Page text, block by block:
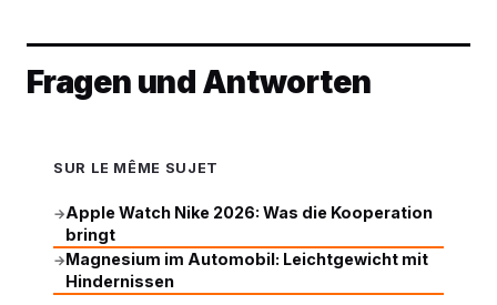
Fragen und Antworten
SUR LE MÊME SUJET
→Apple Watch Nike 2026: Was die Kooperation
bringt
→Magnesium im Automobil: Leichtgewicht mit
Hindernissen